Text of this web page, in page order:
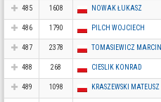
485 1608 NOWAK ŁUKASZ
486 1790 PILCH WOJCIECH
487 2378 TOMASIEWICZ MARCIN
488 268 CIESLIK KONRAD
489 1098 KRASZEWSKI MATEUSZ